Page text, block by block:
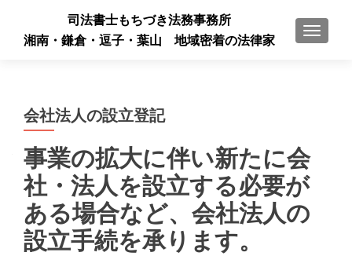
ナビゲ
司法書士もちづき法務事務所
湘南・鎌倉・逗子・葉山 地域密着の法律家
会社法人の設立登記
事業の拡大に伴い新たに会
社・法人を設立する必要が
ある場合など、会社法人の
設立手続を承ります。